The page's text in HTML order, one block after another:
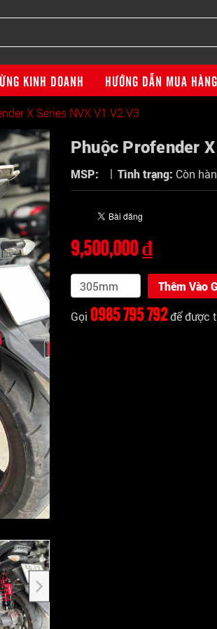
KINH DOANH HƯỚNG DẪN MUA HÀNG
X Series NVX V1 V2 V3
Phuộc Profender
MSP: | Tình trạng: Còn
9,500,000 ₫
Thêm Vào
Gọi 0985 795 792để được